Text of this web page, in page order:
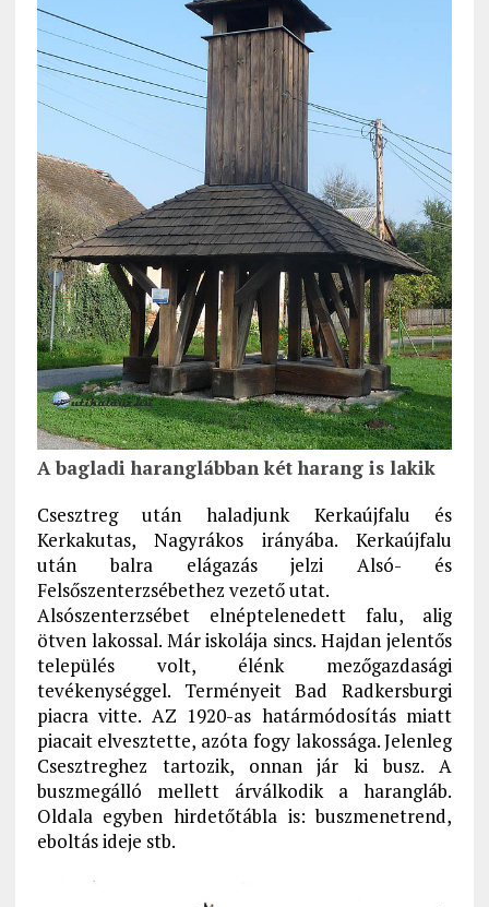
A bagladi haranglábban két harang is lakik
Csesztreg után haladjunk Kerkaújfalu és
Kerkakutas, Nagyrákos irányába. Kerkaújfalu
után balra elágazás jelzi Alsó- és
Felsőszenterzsébethez vezető utat.
Alsószenterzsébet elnéptelenedett falu, alig
ötven lakossal. Már iskolája sincs. Hajdan jelentős
település volt, élénk mezőgazdasági
tevékenységgel. Terményeit Bad Radkersburgi
piacra vitte. AZ 1920-as határmódosítás miatt
piacait elvesztette, azóta fogy lakossága. Jelenleg
Csesztreghez tartozik, onnan jár ki busz. A
buszmegálló mellett árválkodik a harangláb.
Oldala egyben hirdetőtábla is: buszmenetrend,
eboltás ideje stb.